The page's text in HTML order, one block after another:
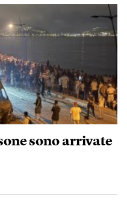
sono arrivate